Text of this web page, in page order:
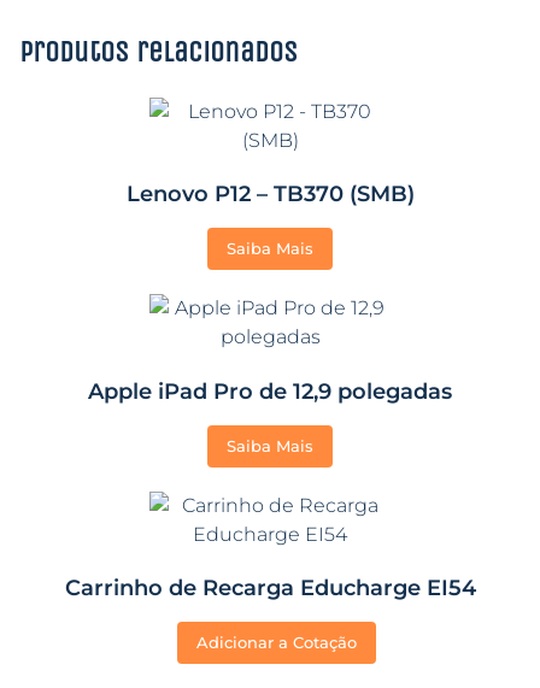
Produtos relacionados
Lenovo P12 – TB370 (SMB)
Saiba Mais
Apple iPad Pro de 12,9 polegadas
Saiba Mais
Carrinho de Recarga Educharge EI54
Adicionar a Cotação